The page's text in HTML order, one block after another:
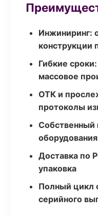
Инжиниринг:
конструкции
Гибкие
массовое
ОТК и
протоколы
Собственный
Доставка по
упаковка
Полный цикл
серийного